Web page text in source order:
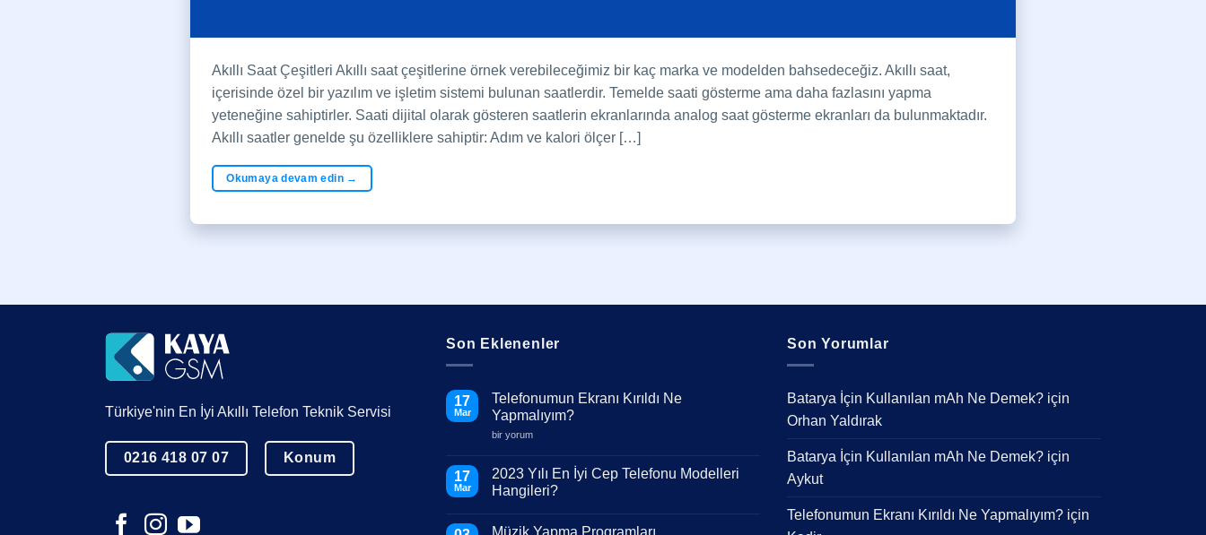
Akıllı Saat Çeşitleri Akıllı saat çeşitlerine örnek verebileceğimiz bir kaç marka ve modelden bahsedeceğiz. Akıllı saat,
içerisinde özel bir yazılım ve işletim sistemi bulunan saatlerdir. Temelde saati gösterme ama daha fazlasını yapma
yeteneğine sahiptirler. Saati dijital olarak gösteren saatlerin ekranlarında analog saat gösterme ekranları da bulunmaktadır.
Akıllı saatler genelde şu özelliklere sahiptir: Adım ve kalori ölçer […]
Okumaya devam edin →
Türkiye'nin En İyi Akıllı Telefon Teknik Servisi
0216 418 07 07 Konum
Son Eklenenler
17
Mar
Telefonumun Ekranı Kırıldı Ne
Yapmalıyım?
Telefonumun
Ne
Yapmalıyım?
için
bir yorum
17
Mar
2023 Yılı En İyi Cep Telefonu Modelleri
Hangileri?
2023
Son Yorumlar
Batarya İçin Kullanılan mAh Ne Demek? için
Orhan Yaldırak
Batarya İçin Kullanılan mAh Ne Demek? için
Aykut
Telefonumun Ekranı Kırıldı Ne Yapmalıyım? için